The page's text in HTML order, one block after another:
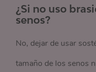
¿Si no uso
senos?
No, dejar de usar
tamaño de los senos